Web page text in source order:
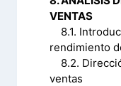
VENTAS
8.1.
rendimiento
8.2.
ventas